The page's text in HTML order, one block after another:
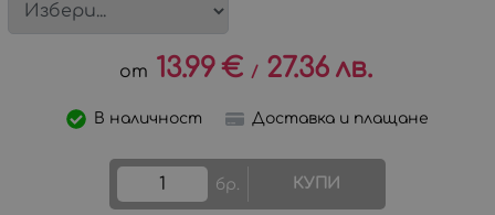
13.99€ / 27.36 лв.
В наличност Доставка и плащане
бр. КУПИ